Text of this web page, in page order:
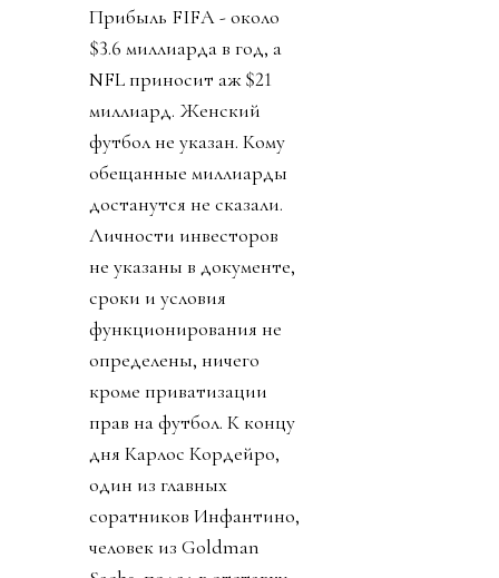
Прибыль FIFA - около
$3.6 миллиарда в год, а
NFL приносит аж $21
миллиард. Женский
футбол не указан. Кому
обещанные миллиарды
достанутся не сказали.
Личности инвесторов
не указаны в документе,
сроки и условия
функционирования не
определены, ничего
кроме приватизации
прав на футбол. К концу
дня Карлос Кордейро,
один из главных
соратников Инфантино,
человек из Goldman